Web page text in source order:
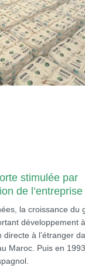
stimulée par
de l’entreprise
la croissance du
développement
à l’étranger
Maroc. Puis en